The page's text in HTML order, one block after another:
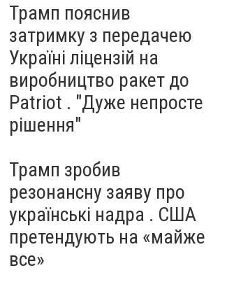
Трамп пояснив
затримку з передачею
Україні ліцензій на
виробництво ракет до
Patriot . "Дуже непросте
рішення"
Трамп зробив
резонансну заяву про
українські надра . США
претендують на «майже
все»